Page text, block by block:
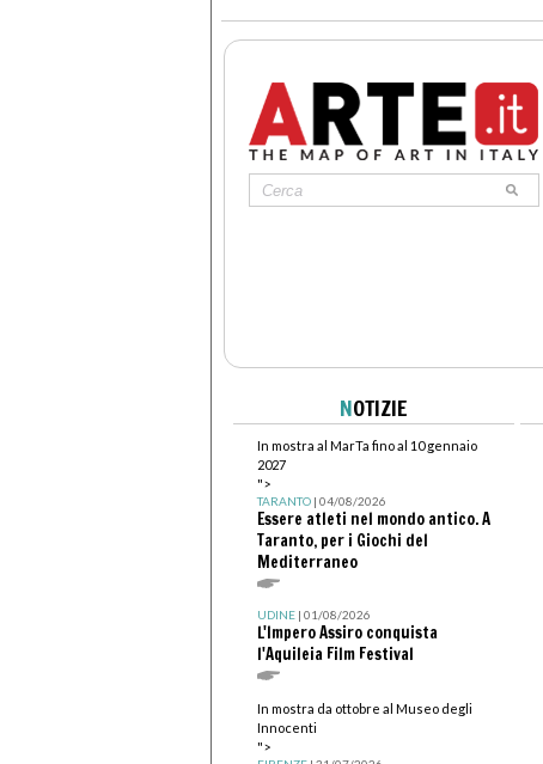
NOTIZIE
In mostra al MarTa fino al 10 gennaio
2027
">
TARANTO| 04/08/2026
Essere atleti nel mondo antico. A
Taranto, per i Giochi del
Mediterraneo
UDINE| 01/08/2026
L'Impero Assiro conquista
l'Aquileia Film Festival
In mostra da ottobre al Museo degli
Innocenti
">